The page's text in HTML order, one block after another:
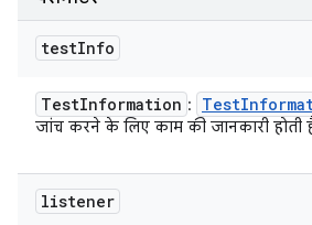
testInfo
TestInformation : Test
जांच करने के लिए काम की जानकारी होती
listener